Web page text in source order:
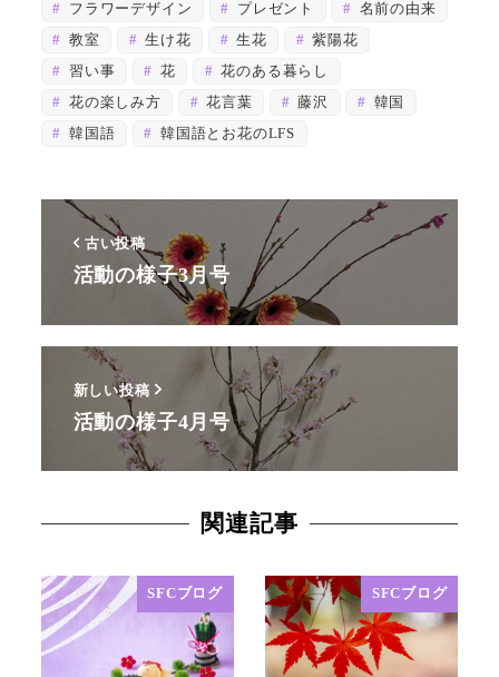
フラワーデザイン
プレゼント
名前の由来
教室
生け花 生花
紫陽花
習い事
花
花のある暮らし
花の楽しみ方
花言葉 藤沢
韓国
韓国語
韓国語とお花のLFS
古い投稿
活動の様子3月号
新しい投稿
活動の様子4月号
関連記事
SFCブログ SFCブログ